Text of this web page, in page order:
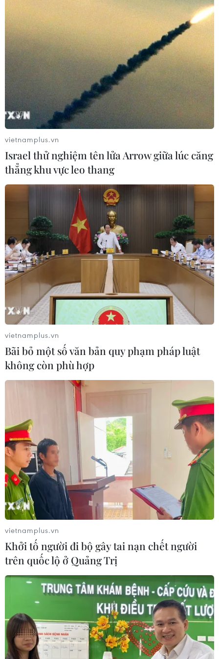
vietnamplus.vn
Israel thử nghiệm tên lửa Arrow giữa lúc căng
thẳng khu vực leo thang
vietnamplus.vn
Bãi bỏ một số văn bản quy phạm pháp luật
không còn phù hợp
vietnamplus.vn
Khởi tố người đi bộ gây tai nạn chết người
trên quốc lộ ở Quảng Trị